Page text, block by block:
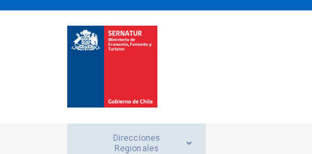
Direcciones
Regionales